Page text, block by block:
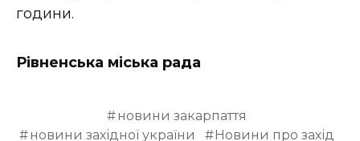
години.
Рівненська міська рада
новини закарпаття
новини західної україни
Новини про захід